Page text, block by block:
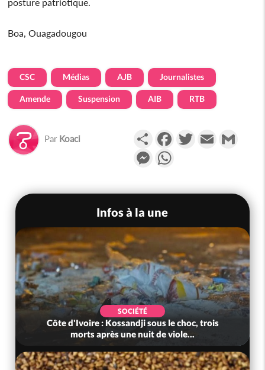
Boa, Ouagadougou
CSC Médias AJB Journalistes
Amende Suspension AIB RTB
Par Koaci PartagerFacebookTwitterEmail
Messenger
Infos à la une
SOCIÉTÉ
Côte d'Ivoire : Kossandji sous le choc, trois
morts après une nuit de viole...